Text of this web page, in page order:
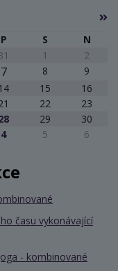
P S
N
1
2
7 8
9
15
16
22
23
29
30
4 5 6
času vykonávající
- kombinované